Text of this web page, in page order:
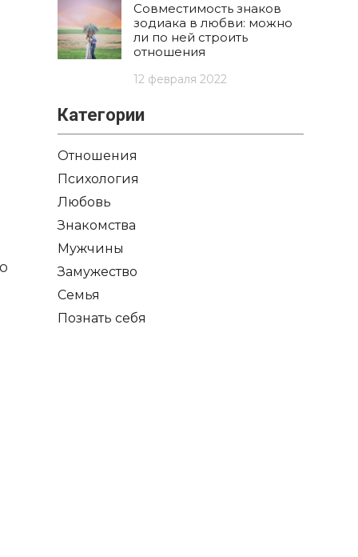
Совместимость знаков
зодиака в любви: можно
ли по ней строить
отношения
12 февраля 2022
Категории
Отношения
Психология
Любовь
Знакомства
Мужчины
Замужество
Семья
Познать себя